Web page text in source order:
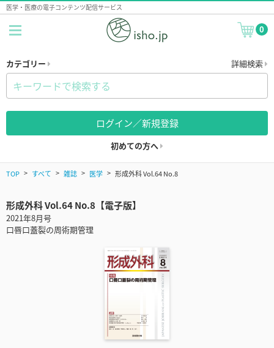
医学・医療の電子コンテンツ配信サービス
0
カテゴリー 詳細検索
ログイン／新規登録
初めての方へ
TOP すべて 雑誌 医学 形成外科 Vol.64 No.8
形成外科 Vol.64 No.8【電子版】
2021年8月号
口唇口蓋裂の周術期管理